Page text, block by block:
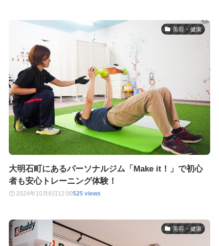
美容・健康
大明石町にあるパーソナルジム「Make it！」で初心
者も安心トレーニング体験！
2024年10月6日 12:00525 views
美容・健康